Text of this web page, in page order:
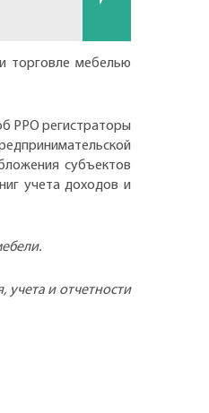
торговле мебелью
РРО регистраторы
субъектов
учета доходов и
и отчетности